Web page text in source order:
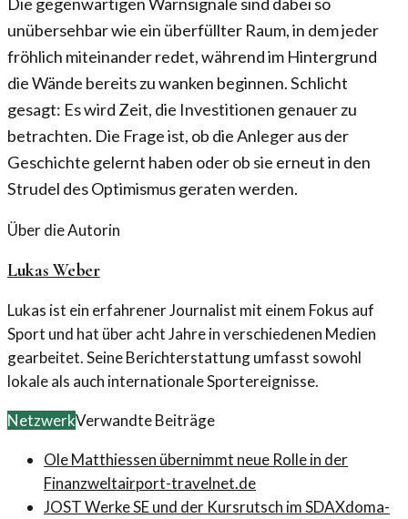
unübersehbar wie ein überfüllter Raum, in dem jeder
fröhlich miteinander redet, während im Hintergrund
die Wände bereits zu wanken beginnen. Schlicht
gesagt: Es wird Zeit, die Investitionen genauer zu
betrachten. Die Frage ist, ob die Anleger aus der
Geschichte gelernt haben oder ob sie erneut in den
Strudel des Optimismus geraten werden.
Über die Autorin
Lukas Weber
Lukas ist ein erfahrener Journalist mit einem Fokus auf
Sport und hat über acht Jahre in verschiedenen Medien
gearbeitet. Seine Berichterstattung umfasst sowohl
lokale als auch internationale Sportereignisse.
NetzwerkVerwandte Beiträge
Ole Matthiessen übernimmt neue Rolle in der
Finanzweltairport-travelnet.de
JOST Werke SE und der Kursrutsch im SDAXdoma-